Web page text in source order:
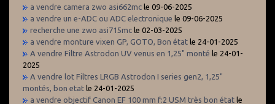
a vendre camera zwo asi662mc le 09-06-2025
a vendre un e-ADC ou ADC electronique le 09-06-2025
recherche une zwo asi715mc le 02-03-2025
a vendre monture vixen GP, GOTO, Bon état le 24-01-2025
A vendre Filtre Astrodon UV venus en 1,25" monté le 24-01-
2025
A vendre lot Filtres LRGB Astrodon I series gen2, 1,25"
montés, bon etat le 24-01-2025
a vendre objectif Canon EF 100 mm f:2 USM très bon état le